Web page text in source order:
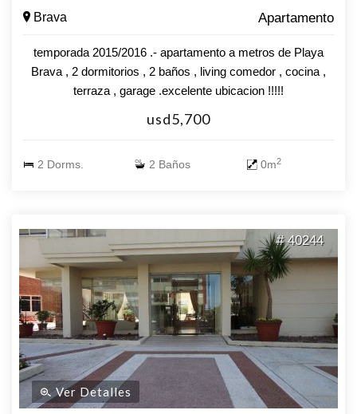
Brava Apartamento
temporada 2015/2016 .- apartamento a metros de Playa
Brava , 2 dormitorios , 2 baños , living comedor , cocina ,
terraza , garage .excelente ubicacion !!!!!
usd5,700
2 Dorms. 2 Baños 0m2
# 40244
Ver Detalles